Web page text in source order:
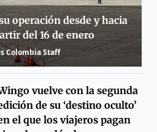
operación desde y hacia
del 16 de enero
Colombia Staff
vuelve con la segunda
de su ‘destino oculto’
el que los viajeros pagan